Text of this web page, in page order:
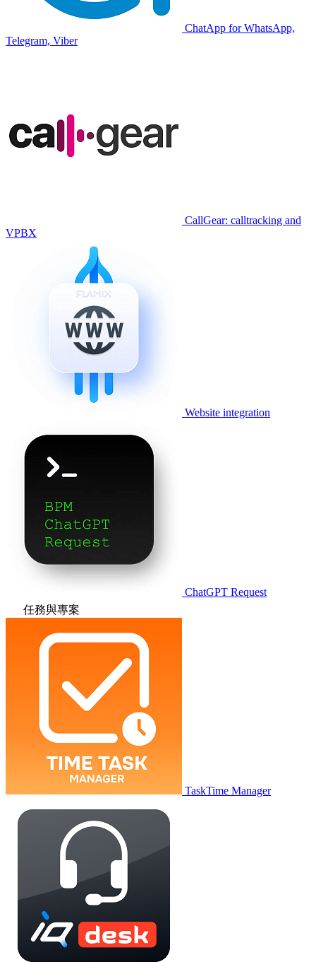
ChatApp for WhatsApp,
Telegram, Viber
CallGear: calltracking and
VPBX
Website integration
ChatGPT Request
任務與專案
TaskTime Manager